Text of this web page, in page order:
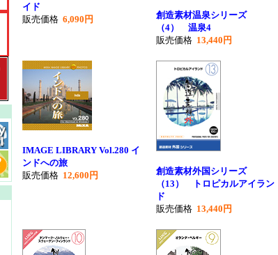
イド
販売価格 6,090円
創造素材温泉シリーズ
（4） 温泉4
販売価格 13,440円
IMAGE LIBRARY Vol.280 イ
ンドへの旅
販売価格 12,600円
創造素材外国シリーズ
（13） トロピカルアイラン
ド
販売価格 13,440円